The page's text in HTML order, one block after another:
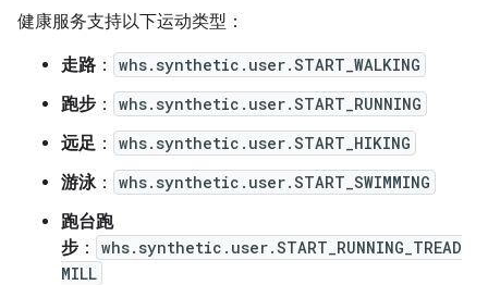
健康服务支持以下运动类型：
走路 ： whs.synthetic.user.START_WALKING
跑步 ： whs.synthetic.user.START_RUNNING
远足 ： whs.synthetic.user.START_HIKING
游泳： whs.synthetic.user.START_SWIMMING
跑台跑
步 ：
whs.synthetic.user.START_RUNNING_TREAD
MILL